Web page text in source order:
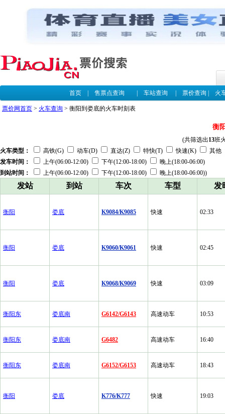
首页| 售票点查询 车站查询 票价查询 火
票价网首页 > 火车查询 > 衡阳到娄底的火车时刻表
衡
(共筛选出13班
火车类型：
高铁(G) 动车(D) 直达(Z) 特快(T) 快速(K)
其他
发车时间：
上午(06:00-12:00) 下午(12:00-18:00)
晚上(18:00-06:00)
到站时间：
上午(06:00-12:00) 下午(12:00-18:00) 晚上(18:00-06:00))
发站 到站 车次 车型 发
衡阳 娄底 K9084/K9085 快速 02:33
衡阳 娄底 K9060/K9061 快速 02:45
衡阳 娄底 K9068/K9069 快速 03:09
衡阳东 娄底南 G6142/G6143 高速动车 10:53
衡阳东 娄底南 G6482 高速动车 16:40
衡阳东 娄底南 G6152/G6153 高速动车 18:43
衡阳 娄底 K776/K777 快速 19:03